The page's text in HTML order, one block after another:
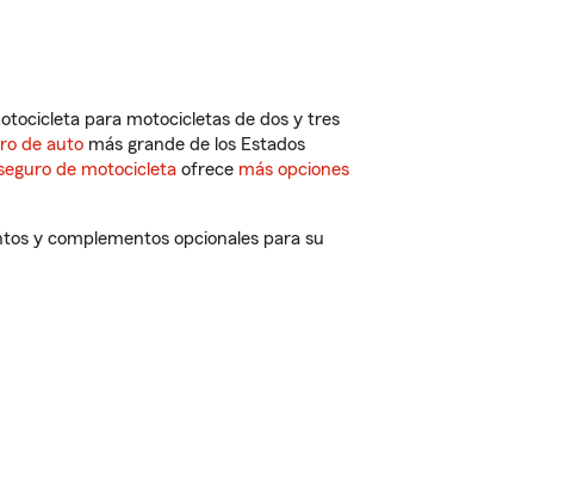
para motocicletas de dos y tres
de auto más grande de los Estados
de motocicleta ofrece más opciones
y complementos opcionales para su